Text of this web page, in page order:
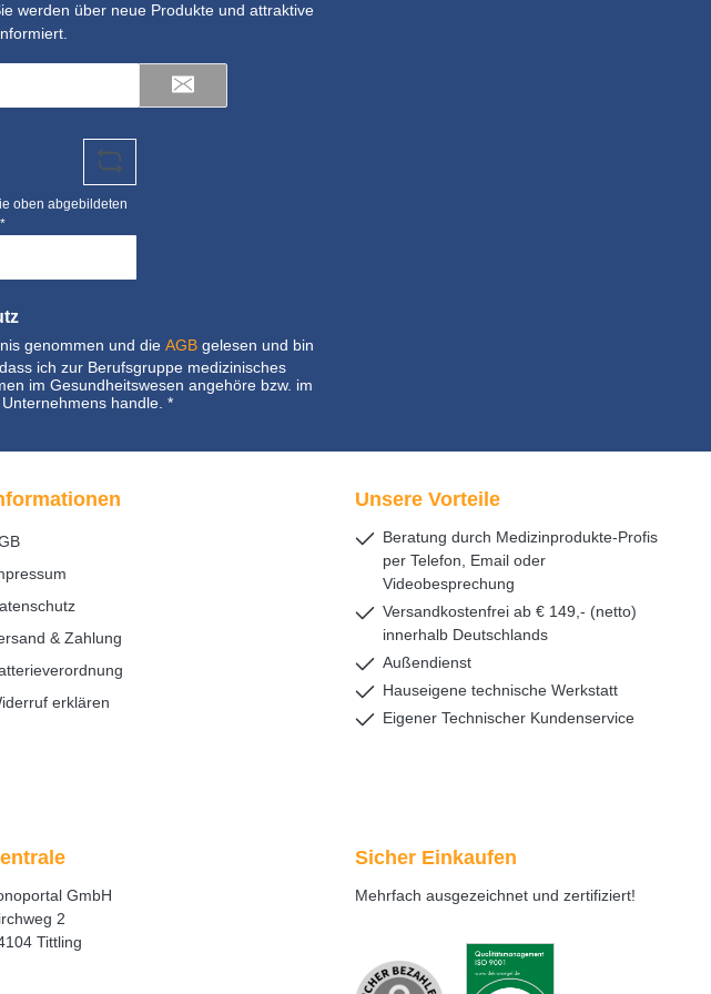
werden über neue Produkte und attraktive
oben abgebildeten
*
genommen und die AGBgelesen und bin
ich zur Berufsgruppe medizinisches
im Gesundheitswesen angehöre bzw. im
handle. *
Unsere Vorteile
Beratung durch Medizinprodukte-Profis
per Telefon, Email oder
Videobesprechung
Versandkostenfrei ab € 149,- (netto)
innerhalb Deutschlands
Außendienst
Hauseigene technische Werkstatt
Eigener Technischer Kundenservice
GmbH
2
Tittling
Sicher Einkaufen
Mehrfach ausgezeichnet und zertifiziert!
& Zahlung
erklären